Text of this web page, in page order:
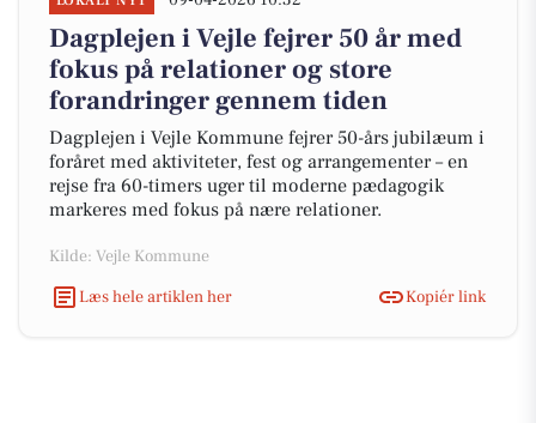
Dagplejen i Vejle fejrer 50 år med
fokus på relationer og store
forandringer gennem tiden
Dagplejen i Vejle Kommune fejrer 50-års jubilæum i
foråret med aktiviteter, fest og arrangementer – en
rejse fra 60-timers uger til moderne pædagogik
markeres med fokus på nære relationer.
Kilde: Vejle Kommune
Læs hele artiklen her
Kopiér link